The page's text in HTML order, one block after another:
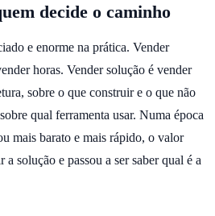
decide o caminho
e enorme na prática. Vender
horas. Vender solução é vender
sobre o que construir e o que não
qual ferramenta usar. Numa época
mais barato e mais rápido, o valor
a solução e passou a ser saber qual é a